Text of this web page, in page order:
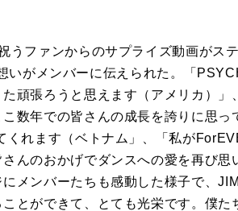
うファンからのサプライズ動画がス
いがメンバーに伝えられた。「
頑張ろうと思えます（アメリカ）
数年での皆さんの成長を誇りに思
くれます（ベトナム」、「私が
んのおかげでダンスへの愛を再び思
メンバーたちも感動した様子で、
とができて、とても光栄です。僕